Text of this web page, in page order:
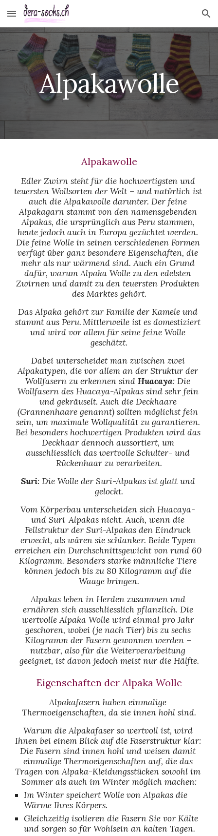
Skip to main content Skip to navigation
Alpakawolle
Alpakawolle
Edler Zwirn steht für die hochwertigsten und
teuersten Wollsorten der Welt – und natürlich ist
auch die Alpakawolle darunter. Der feine
Alpakagarn stammt von den namensgebenden
Alpakas, die ursprünglich aus Peru stammen,
heute jedoch auch in Europa gezüchtet werden.
Die feine Wolle in seinen verschiedenen Formen
verfügt über ganz besondere Eigenschaften, die
mehr als nur wärmend sind. Auch ein Grund
dafür, warum Alpaka Wolle zu den edelsten
Zwirnen und damit zu den teuersten Produkten
des Marktes gehört.
Das Alpaka gehört zur Familie der Kamele und
stammt aus Peru.Mittlerweile ist es domestiziert
und wird vor allem für seine feine Wolle
geschätzt.
Dabei unterscheidet man zwischen zwei
Alpakatypen, die vor allem an der Struktur der
Wollfasern zu erkennen sind Huacaya: Die
Wollfasern des Huacaya-Alpakas sind sehr fein
und gekräuselt. Auch die Deckhaare
(Grannenhaare genannt) sollten möglichst fein
sein, um maximale Wollqualität zu garantieren.
Bei besonders hochwertigen Produkten wird das
Deckhaar dennoch aussortiert, um
ausschliesslich das wertvolle Schulter- und
Rückenhaar zu verarbeiten.
Suri: Die Wolle der Suri-Alpakas ist glatt und
gelockt.
Vom Körperbau unterscheiden sich Huacaya-
und Suri-Alpakas nicht. Auch, wenn die
Fellstruktur der Suri-Alpakas den Eindruck
erweckt, als wären sie schlanker. Beide Typen
erreichen ein Durchschnittsgewicht von rund 60
Kilogramm. Besonders starke männliche Tiere
können jedoch bis zu 80 Kilogramm auf die
Waage bringen.
Alpakas leben in Herden zusammen und
ernähren sich ausschliesslich pflanzlich. Die
wertvolle Alpaka Wolle wird einmal pro Jahr
geschoren, wobei (je nach Tier) bis zu sechs
Kilogramm der Fasern gewonnen werden –
nutzbar, also für die Weiterverarbeitung
geeignet, ist davon jedoch meist nur die Hälfte.
Eigenschaften der Alpaka Wolle
Alpakafasern haben einmalige
Thermoeigenschaften, da sie innen hohl sind.
Warum die Alpakafaser so wertvoll ist, wird
Ihnen bei einem Blick auf die Faserstruktur klar:
Die Fasern sind innen hohl und weisen damit
einmalige Thermoeigenschaften auf, die das
Tragen von Alpaka-Kleidungsstücken sowohl im
Sommer als auch im Winter möglich machen:
Im Winter speichert Wolle von Alpakas die
Wärme Ihres Körpers.
Gleichzeitig isolieren die Fasern Sie vor Kälte
und sorgen so für Wohlsein an kalten Tagen.